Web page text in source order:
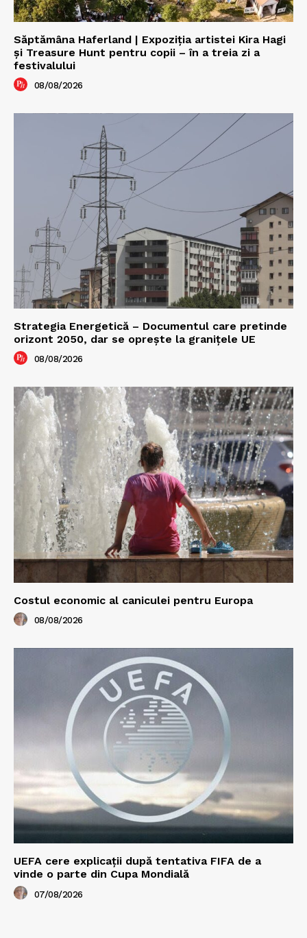
Săptămâna Haferland | Expoziţia artistei Kira Hagi
şi Treasure Hunt pentru copii – în a treia zi a
festivalului
08/08/2026
Strategia Energetică – Documentul care pretinde
orizont 2050, dar se oprește la granițele UE
08/08/2026
Costul economic al caniculei pentru Europa
08/08/2026
UEFA cere explicații după tentativa FIFA de a
vinde o parte din Cupa Mondială
07/08/2026